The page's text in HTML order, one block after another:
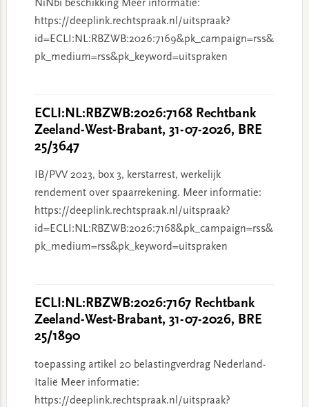
NiNbi beschikking Meer informatie:
https://deeplink.rechtspraak.nl/uitspraak?
id=ECLI:NL:RBZWB:2026:7169&pk_campaign=rss&
pk_medium=rss&pk_keyword=uitspraken
ECLI:NL:RBZWB:2026:7168 Rechtbank
Zeeland-West-Brabant, 31-07-2026, BRE
25/3647
IB/PVV 2023, box 3, kerstarrest, werkelijk
rendement over spaarrekening. Meer informatie:
https://deeplink.rechtspraak.nl/uitspraak?
id=ECLI:NL:RBZWB:2026:7168&pk_campaign=rss&
pk_medium=rss&pk_keyword=uitspraken
ECLI:NL:RBZWB:2026:7167 Rechtbank
Zeeland-West-Brabant, 31-07-2026, BRE
25/1890
toepassing artikel 20 belastingverdrag Nederland-
Italië Meer informatie:
https://deeplink.rechtspraak.nl/uitspraak?